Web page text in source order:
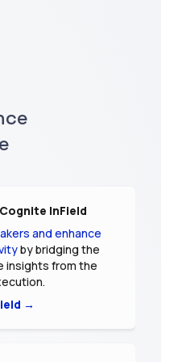
InField
and enhance
by bridging the
insights from the
→